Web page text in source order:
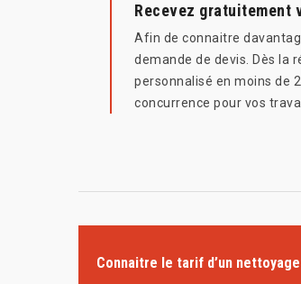
Recevez gratuitement
Afin de connaitre
demande de devis. Dès la
personnalisé en moins de
concurrence pour vos
Connaitre le tarif d’un